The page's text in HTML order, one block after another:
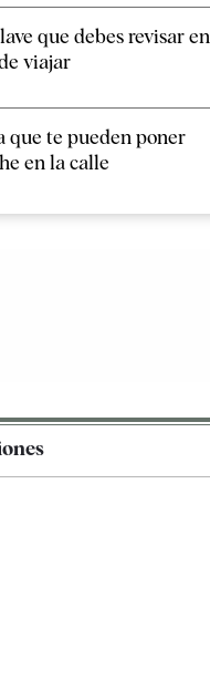
que debes revisar en
viajar
que te pueden poner
en la calle